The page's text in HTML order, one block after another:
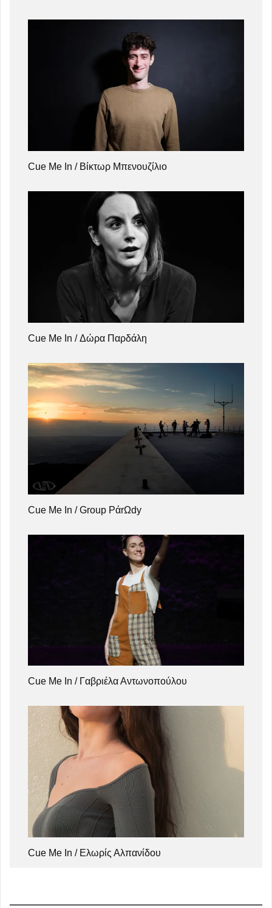
Cue Me In / Βίκτωρ Μπενουζίλιο
Cue Me In / Δώρα Παρδάλη
Cue Me In / Group PάrΩdy
Cue Me In / Γαβριέλα Αντωνοπούλου
Cue Me In / Ελωρίς Αλπανίδου